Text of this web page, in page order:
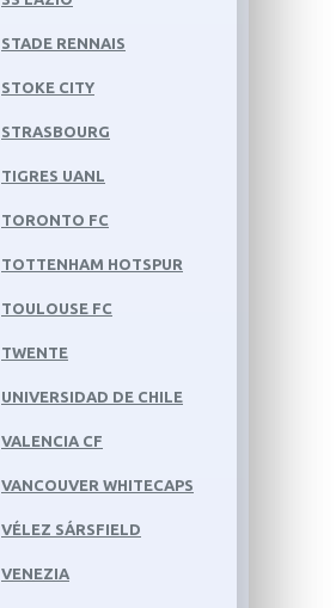
STADE RENNAIS
STOKE CITY
STRASBOURG
TIGRES UANL
TORONTO FC
TOTTENHAM HOTSPUR
TOULOUSE FC
TWENTE
UNIVERSIDAD DE CHILE
VALENCIA CF
VANCOUVER WHITECAPS
VÉLEZ SÁRSFIELD
VENEZIA